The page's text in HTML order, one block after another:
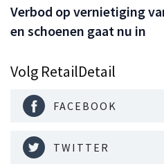
Verbod op vernietiging
en schoenen gaat nu in
Volg RetailDetail
FACEBOOK
TWITTER